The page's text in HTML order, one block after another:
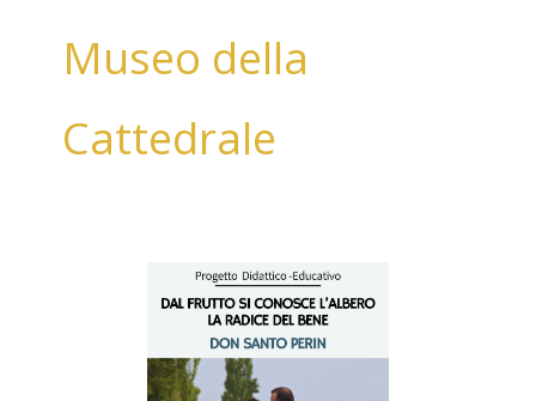
Museo della
Cattedrale